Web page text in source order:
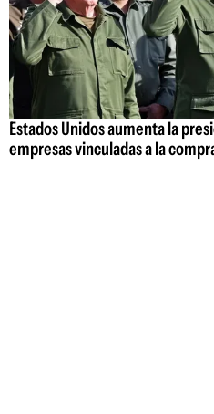
Estados Unidos aumenta la
empresas vinculadas a la